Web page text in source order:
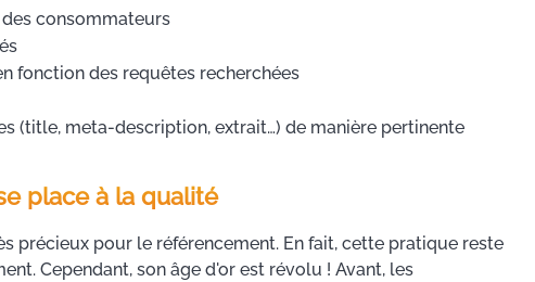
des consommateurs
fonction des requêtes recherchées
(title, meta-description, extrait…) de manière pertinente
place à la qualité
précieux pour le référencement. En fait, cette pratique reste
Cependant, son âge d'or est révolu ! Avant, les